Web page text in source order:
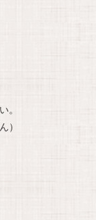
。
）